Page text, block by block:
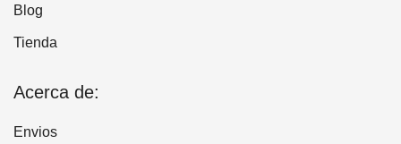
Blog
Tienda
Acerca de:
Envios